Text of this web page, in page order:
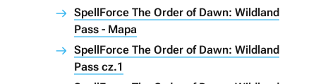
SpellForce The Order of Dawn: Wildland
Pass - Mapa
SpellForce The Order of Dawn: Wildland
Pass cz.1